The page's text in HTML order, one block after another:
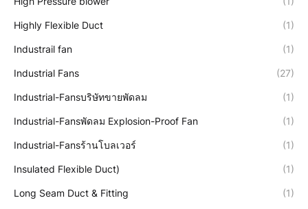
Highly Flexible Duct (1)
Industrail fan (1)
Industrial Fans (27)
Industrial-Fansบริษัทขายพัดลม (1)
Industrial-Fansพัดลม Explosion-Proof Fan (1)
Industrial-Fansร้านโบลเวอร์ (1)
Insulated Flexible Duct) (1)
Long Seam Duct & Fitting (1)